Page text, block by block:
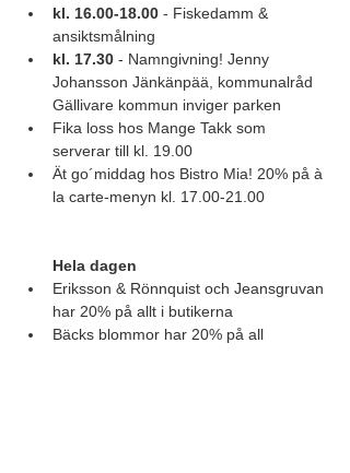
kl. 16.00-18.00 - Fiskedamm &
ansiktsmålning
kl. 17.30 - Namngivning! Jenny
Johansson Jänkänpää, kommunalråd
Gällivare kommun inviger parken
Fika loss hos Mange Takk som
serverar till kl. 19.00
Ät go´middag hos Bistro Mia! 20% på à
la carte-menyn kl. 17.00-21.00
Hela dagen
Eriksson & Rönnquist och Jeansgruvan
har 20% på allt i butikerna
Bäcks blommor har 20% på all